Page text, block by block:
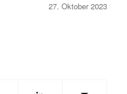
27. Oktober 2023